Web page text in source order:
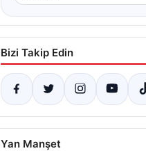
Bizi Takip Edin
Yan Manşet